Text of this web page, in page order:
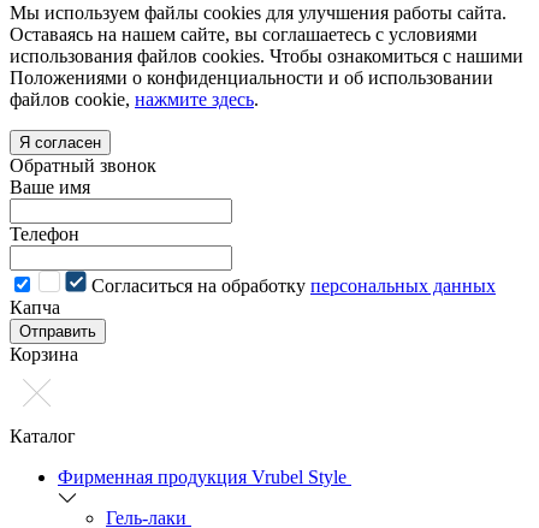
Мы используем файлы cookies для улучшения работы сайта.
Оставаясь на нашем сайте, вы соглашаетесь с условиями
использования файлов cookies. Чтобы ознакомиться с нашими
Положениями о конфиденциальности и об использовании
файлов cookie, нажмите здесь.
Я согласен
Обратный звонок
Ваше имя
Телефон
Cогласиться на обработку персональных данных
Капча
Отправить
Корзина
Каталог
Фирменная продукция Vrubel Style
Гель-лаки